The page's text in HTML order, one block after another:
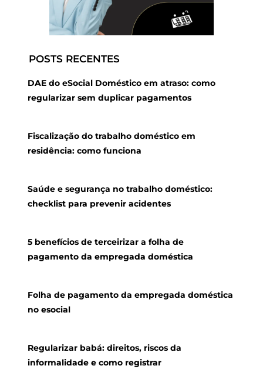
POSTS RECENTES
DAE do eSocial Doméstico em atraso: como
regularizar sem duplicar pagamentos
Fiscalização do trabalho doméstico em
residência: como funciona
Saúde e segurança no trabalho doméstico:
checklist para prevenir acidentes
5 benefícios de terceirizar a folha de
pagamento da empregada doméstica
Folha de pagamento da empregada doméstica
no esocial
Regularizar babá: direitos, riscos da
informalidade e como registrar